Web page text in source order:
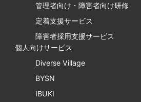
管理者向け・障害者向け研修
定着支援サービス
障害者採用支援サービス
個人向けサービス
Diverse Village
BYSN
IBUKI